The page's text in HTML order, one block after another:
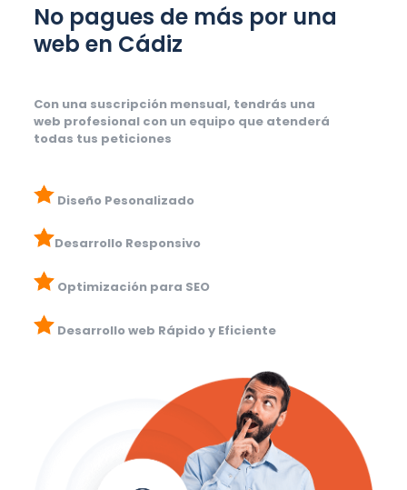
No pagues de más por una
web en Cádiz
Con una suscripción mensual, tendrás una
web profesional con un equipo que atenderá
todas tus peticiones
Diseño Pesonalizado
Desarrollo Responsivo
Optimización para SEO
Desarrollo web Rápido y Eficiente